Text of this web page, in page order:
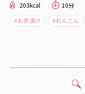
203kcal
10分
#お茶漬け
#れんこん